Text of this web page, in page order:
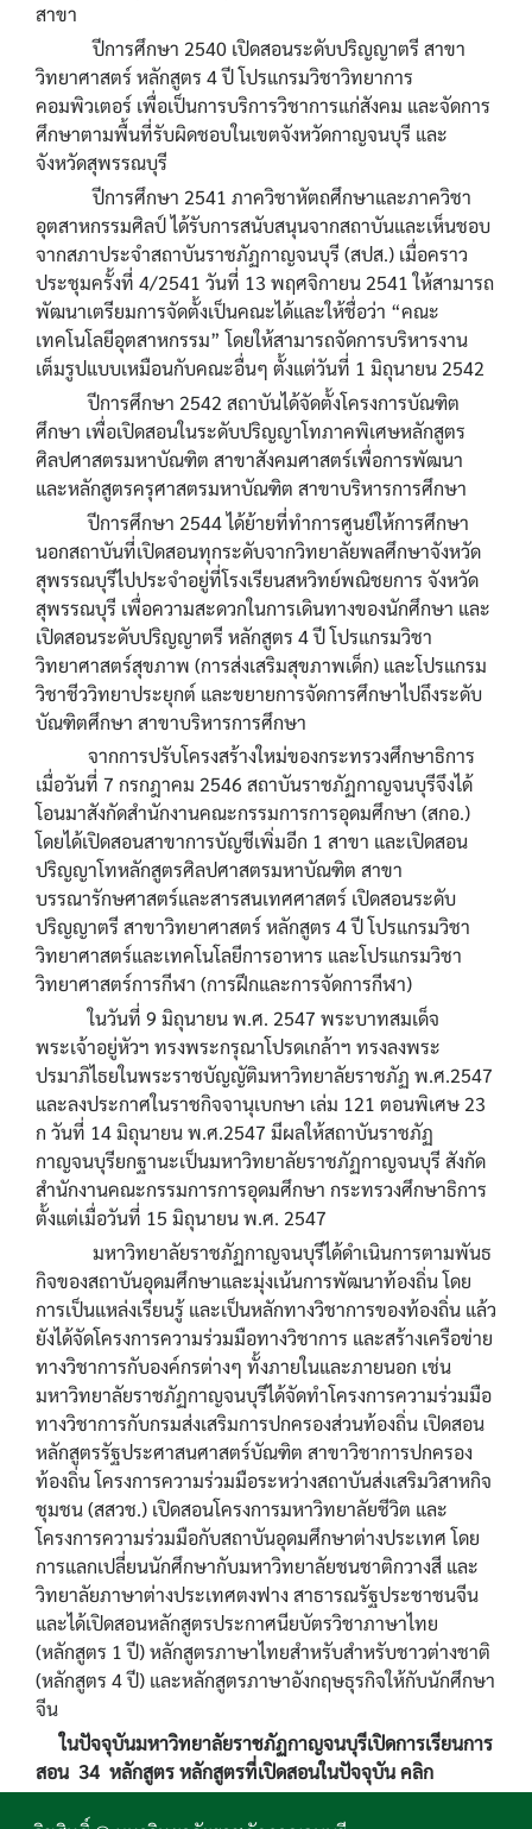
สาขา
ปีการศึกษา 2540 เปิดสอนระดับปริญญาตรี สาขา
วิทยาศาสตร์ หลักสูตร 4 ปี โปรแกรมวิชาวิทยาการ
คอมพิวเตอร์ เพื่อเป็นการบริการวิชาการแก่สังคม และจัดการ
ศึกษาตามพื้นที่รับผิดชอบในเขตจังหวัดกาญจนบุรี และ
จังหวัดสุพรรณบุรี
ปีการศึกษา 2541 ภาควิชาหัตถศึกษาและภาควิชา
อุตสาหกรรมศิลป์ ได้รับการสนับสนุนจากสถาบันและเห็นชอบ
จากสภาประจำสถาบันราชภัฏกาญจนบุรี (สปส.) เมื่อคราว
ประชุมครั้งที่ 4/2541 วันที่ 13 พฤศจิกายน 2541 ให้สามารถ
พัฒนาเตรียมการจัดตั้งเป็นคณะได้และให้ชื่อว่า “คณะ
เทคโนโลยีอุตสาหกรรม” โดยให้สามารถจัดการบริหารงาน
เต็มรูปแบบเหมือนกับคณะอื่นๆ ตั้งแต่วันที่ 1 มิถุนายน 2542
ปีการศึกษา 2542 สถาบันได้จัดตั้งโครงการบัณฑิต
ศึกษา เพื่อเปิดสอนในระดับปริญญาโทภาคพิเศษหลักสูตร
ศิลปศาสตรมหาบัณฑิต สาขาสังคมศาสตร์เพื่อการพัฒนา
และหลักสูตรครุศาสตรมหาบัณฑิต สาขาบริหารการศึกษา
ปีการศึกษา 2544 ได้ย้ายที่ทำการศูนย์ให้การศึกษา
นอกสถาบันที่เปิดสอนทุกระดับจากวิทยาลัยพลศึกษาจังหวัด
สุพรรณบุรีไปประจำอยู่ที่โรงเรียนสหวิทย์พณิชยการ จังหวัด
สุพรรณบุรี เพื่อความสะดวกในการเดินทางของนักศึกษา และ
เปิดสอนระดับปริญญาตรี หลักสูตร 4 ปี โปรแกรมวิชา
วิทยาศาสตร์สุขภาพ (การส่งเสริมสุขภาพเด็ก) และโปรแกรม
วิชาชีววิทยาประยุกต์ และขยายการจัดการศึกษาไปถึงระดับ
บัณฑิตศึกษา สาขาบริหารการศึกษา
จากการปรับโครงสร้างใหม่ของกระทรวงศึกษาธิการ
เมื่อวันที่ 7 กรกฎาคม 2546 สถาบันราชภัฏกาญจนบุรีจึงได้
โอนมาสังกัดสำนักงานคณะกรรมการการอุดมศึกษา (สกอ.)
โดยได้เปิดสอนสาขาการบัญชีเพิ่มอีก 1 สาขา และเปิดสอน
ปริญญาโทหลักสูตรศิลปศาสตรมหาบัณฑิต สาขา
บรรณารักษศาสตร์และสารสนเทศศาสตร์ เปิดสอนระดับ
ปริญญาตรี สาขาวิทยาศาสตร์ หลักสูตร 4 ปี โปรแกรมวิชา
วิทยาศาสตร์และเทคโนโลยีการอาหาร และโปรแกรมวิชา
วิทยาศาสตร์การกีฬา (การฝึกและการจัดการกีฬา)
ในวันที่ 9 มิถุนายน พ.ศ. 2547 พระบาทสมเด็จ
พระเจ้าอยู่หัวฯ ทรงพระกรุณาโปรดเกล้าฯ ทรงลงพระ
ปรมาภิไธยในพระราชบัญญัติมหาวิทยาลัยราชภัฏ พ.ศ.2547
และลงประกาศในราชกิจจานุเบกษา เล่ม 121 ตอนพิเศษ 23
ก วันที่ 14 มิถุนายน พ.ศ.2547 มีผลให้สถาบันราชภัฏ
กาญจนบุรียกฐานะเป็นมหาวิทยาลัยราชภัฏกาญจนบุรี สังกัด
สำนักงานคณะกรรมการการอุดมศึกษา กระทรวงศึกษาธิการ
ตั้งแต่เมื่อวันที่ 15 มิถุนายน พ.ศ. 2547
มหาวิทยาลัยราชภัฏกาญจนบุรีได้ดำเนินการตามพันธ
กิจของสถาบันอุดมศึกษาและมุ่งเน้นการพัฒนาท้องถิ่น โดย
การเป็นแหล่งเรียนรู้ และเป็นหลักทางวิชาการของท้องถิ่น แล้ว
ยังได้จัดโครงการความร่วมมือทางวิชาการ และสร้างเครือข่าย
ทางวิชาการกับองค์กรต่างๆ ทั้งภายในและภายนอก เช่น
มหาวิทยาลัยราชภัฏกาญจนบุรีได้จัดทำโครงการความร่วมมือ
ทางวิชาการกับกรมส่งเสริมการปกครองส่วนท้องถิ่น เปิดสอน
หลักสูตรรัฐประศาสนศาสตร์บัณฑิต สาขาวิชาการปกครอง
ท้องถิ่น โครงการความร่วมมือระหว่างสถาบันส่งเสริมวิสาหกิจ
ชุมชน (สสวช.) เปิดสอนโครงการมหาวิทยาลัยชีวิต และ
โครงการความร่วมมือกับสถาบันอุดมศึกษาต่างประเทศ โดย
การแลกเปลี่ยนนักศึกษากับมหาวิทยาลัยชนชาติกวางสี และ
วิทยาลัยภาษาต่างประเทศตงฟาง สาธารณรัฐประชาชนจีน
และได้เปิดสอนหลักสูตรประกาศนียบัตรวิชาภาษาไทย
(หลักสูตร 1 ปี) หลักสูตรภาษาไทยสำหรับสำหรับชาวต่างชาติ
(หลักสูตร 4 ปี) และหลักสูตรภาษาอังกฤษธุรกิจให้กับนักศึกษา
จีน
ในปัจจุบันมหาวิทยาลัยราชภัฏกาญจนบุรีเปิดการเรียนการ
สอน 34 หลักสูตร หลักสูตรที่เปิดสอนในปัจจุบันคลิก